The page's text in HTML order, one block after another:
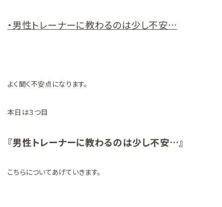
・男性トレーナーに教わるのは少し不安…
よく聞く不安点になります。
本日は３つ目
『男性トレーナーに教わるのは少し不安…』
こちらについてあげていきます。